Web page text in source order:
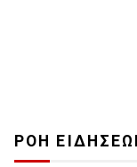
ΡΟΗ